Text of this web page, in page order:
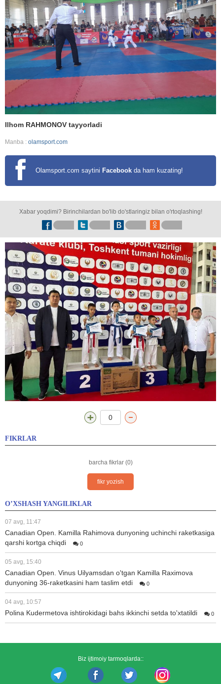
Ilhom RAHMONOV tayyorladi
Manba : olamsport.com
Olamsport.com saytini Facebook da ham kuzating!
Xabar yoqdimi? Birinchilardan bo'lib do'stlaringiz bilan o'rtoqlashing!
0
FIKRLAR
barcha fikrlar (0)
fikr yozish
O’XSHASH YANGILIKLAR
07 avg, 11:47
Canadian Open. Kamilla Rahimova dunyoning uchinchi raketkasiga
qarshi kortga chiqdi
0
05 avg, 15:40
Canadian Open. Vinus Uilyamsdan o'tgan Kamilla Raximova
dunyoning 36-raketkasini ham taslim etdi
0
04 avg, 10:57
Polina Kudermetova ishtirokidagi bahs ikkinchi setda to'xtatildi 0
Biz ijtimoiy tarmoqlarda::